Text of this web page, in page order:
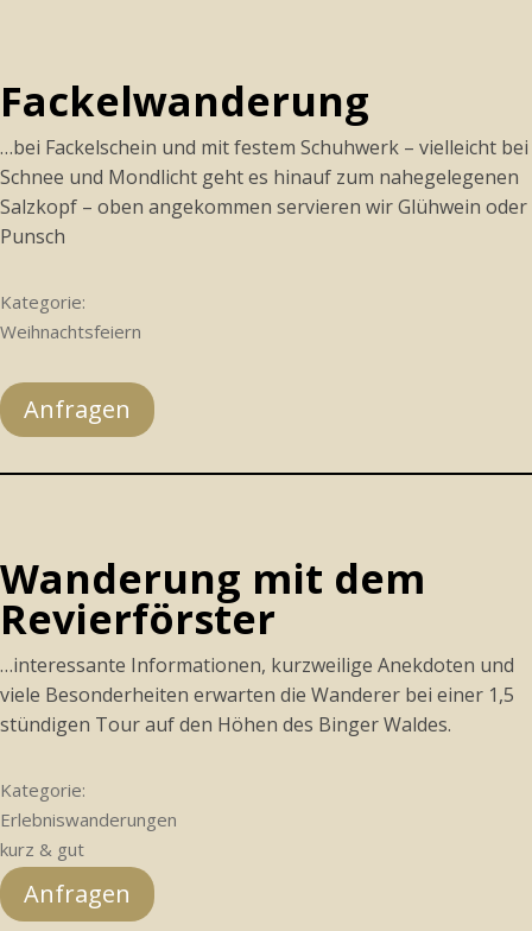
Fackelwanderung
…bei Fackelschein und mit festem Schuhwerk – vielleicht bei
Schnee und Mondlicht geht es hinauf zum nahegelegenen
Salzkopf – oben angekommen servieren wir Glühwein oder
Punsch
Kategorie:
Weihnachtsfeiern
Anfragen
Wanderung mit dem
Revierförster
…interessante Informationen, kurzweilige Anekdoten und
viele Besonderheiten erwarten die Wanderer bei einer 1,5
stündigen Tour auf den Höhen des Binger Waldes.
Kategorie:
Erlebniswanderungen
kurz & gut
Anfragen